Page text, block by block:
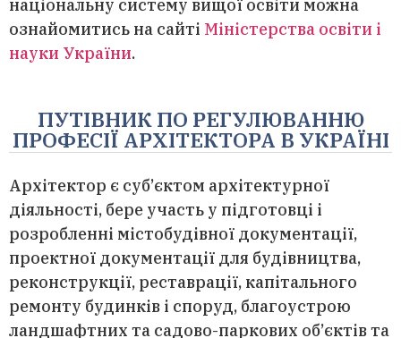
національну систему вищої освіти можна
ознайомитись на сайті Міністерства освіти і
науки України.
ПУТІВНИК ПО РЕГУЛЮВАННЮ
ПРОФЕСІЇ АРХІТЕКТОРА В УКРАЇНІ
Архітектор є суб’єктом архітектурної
діяльності, бере участь у підготовці і
розробленні містобудівної документації,
проектної документації для будівництва,
реконструкції, реставрації, капітального
ремонту будинків і споруд, благоустрою
ландшафтних та садово-паркових об’єктів та